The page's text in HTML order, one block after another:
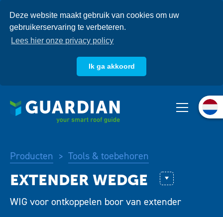
Deze website maakt gebruik van cookies om uw
gebruikerservaring te verbeteren.
Lees hier onze privacy policy
Ik ga akkoord
naar
Producten
Systemen
Producten > Tools & toebehoren
Betonboren
WIG voor ontkoppelen boor van extender